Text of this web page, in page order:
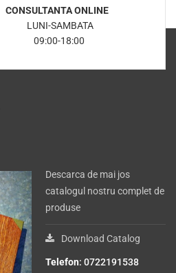
CONSULTANTA ONLINE
LUNI-SAMBATA
09:00-18:00
Descarca de mai jos
catalogul nostru complet de
produse
Download Catalog
Telefon: 0722191538